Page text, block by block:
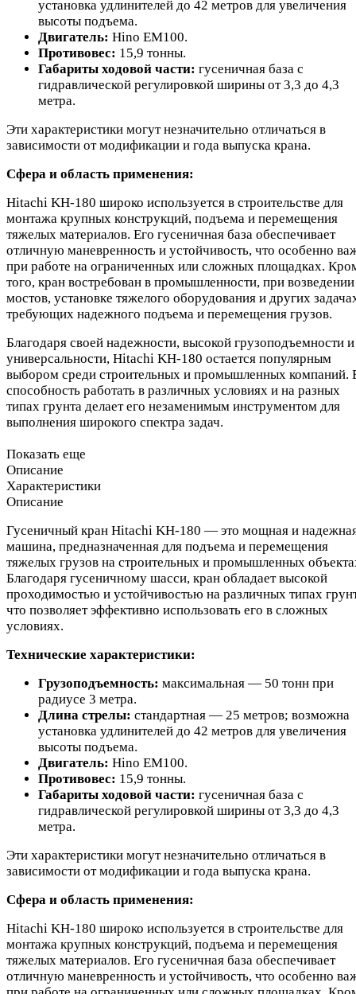
установка удлинителей до 42 метров для увеличения
высоты подъема.
Двигатель: Hino EM100.
Противовес: 15,9 тонны.
Габариты ходовой части: гусеничная база с
гидравлической регулировкой ширины от 3,3 до 4,3
метра.
Эти характеристики могут незначительно отличаться в
зависимости от модификации и года выпуска крана.
Сфера и область применения:
Hitachi KH-180 широко используется в строительстве для
монтажа крупных конструкций, подъема и перемещения
тяжелых материалов. Его гусеничная база обеспечивает
отличную маневренность и устойчивость, что особенно
при работе на ограниченных или сложных площадках.
того, кран востребован в промышленности, при возведении
мостов, установке тяжелого оборудования и других
требующих надежного подъема и перемещения грузов.
Благодаря своей надежности, высокой грузоподъемности и
универсальности, Hitachi KH-180 остается популярным
выбором среди строительных и промышленных компаний.
способность работать в различных условиях и на разных
типах грунта делает его незаменимым инструментом для
выполнения широкого спектра задач.
Показать еще
Описание
Характеристики
Описание
Гусеничный кран Hitachi KH-180 — это мощная и
машина, предназначенная для подъема и перемещения
тяжелых грузов на строительных и промышленных
Благодаря гусеничному шасси, кран обладает высокой
проходимостью и устойчивостью на различных типах
что позволяет эффективно использовать его в сложных
условиях.
Технические характеристики:
Грузоподъемность: максимальная — 50 тонн при
радиусе 3 метра.
Длина стрелы: стандартная — 25 метров; возможна
установка удлинителей до 42 метров для увеличения
высоты подъема.
Двигатель: Hino EM100.
Противовес: 15,9 тонны.
Габариты ходовой части: гусеничная база с
гидравлической регулировкой ширины от 3,3 до 4,3
метра.
Эти характеристики могут незначительно отличаться в
зависимости от модификации и года выпуска крана.
Сфера и область применения:
Hitachi KH-180 широко используется в строительстве для
монтажа крупных конструкций, подъема и перемещения
тяжелых материалов. Его гусеничная база обеспечивает
отличную маневренность и устойчивость, что особенно